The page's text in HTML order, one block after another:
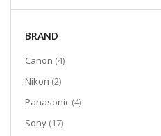
BRAND
Canon 4elementi
Nikon 2elementi
Panasonic 4elementi
Sony 17elementi